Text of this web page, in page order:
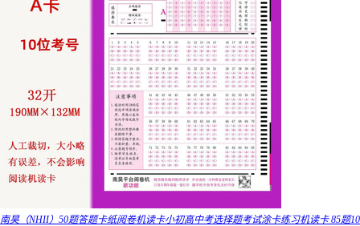
南昊（NHII）50题答题卡纸阅卷机读卡小初高中考选择题考试涂卡练习机读卡 85题10